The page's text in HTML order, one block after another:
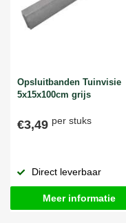
Opsluitbanden Tuinvisie
5x15x100cm grijs
€3,49 per stuks
Direct leverbaar
Meer informatie